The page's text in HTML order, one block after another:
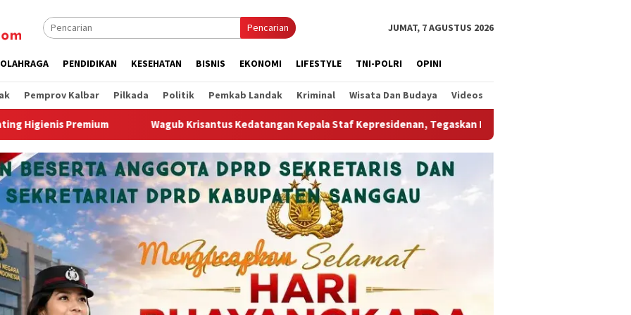
Pencarian JUMAT, 7 AGUSTUS 2026
OLAHRAGA PENDIDIKAN KESEHATAN BISNIS EKONOMI LIFESTYLE TNI-POLRI OPINI
Pemprov Kalbar Pilkada Politik Pemkab Landak Kriminal Wisata Dan Budaya Videos
Kedatangan Kepala Staf Kepresidenan, Tegaskan Komitmen Dukung Hilirisasi Industri dan Ekspor Alumina